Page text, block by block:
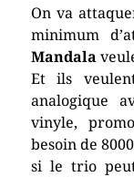
On va
minimum
Mandala
Et ils
analogique
vinyle,
besoin de
si le trio